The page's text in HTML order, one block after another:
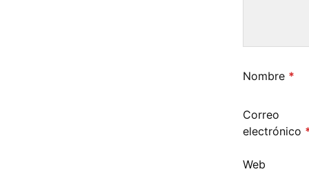
Nombre *
Correo
electrónico
Web